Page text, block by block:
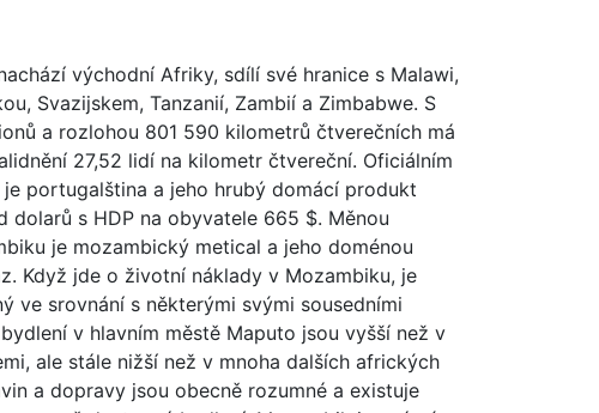
východní Afriky, sdílí své hranice s Malawi,
Svazijskem, Tanzanií, Zambií a Zimbabwe. S
a rozlohou 801 590 kilometrů čtverečních má
27,52 lidí na kilometr čtvereční. Oficiálním
portugalština a jeho hrubý domácí produkt
dolarů s HDP na obyvatele 665 $. Měnou
je mozambický metical a jeho doménou
Když jde o životní náklady v Mozambiku, je
ve srovnání s některými svými sousedními
v hlavním městě Maputo jsou vyšší než v
ale stále nižší než v mnoha dalších afrických
a dopravy jsou obecně rozumné a existuje